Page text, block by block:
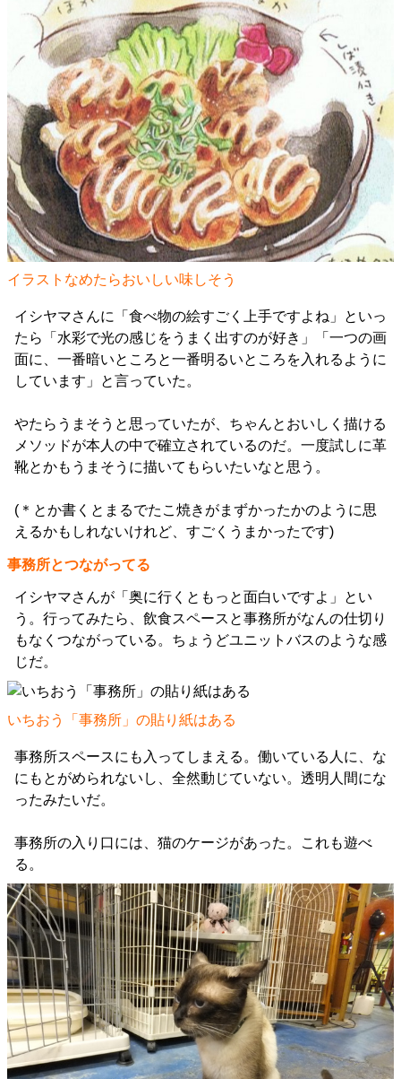
イラストなめたらおいしい味しそう
イシヤマさんに「食べ物の絵すごく上手ですよね」といっ
たら「水彩で光の感じをうまく出すのが好き」「一つの画
面に、一番暗いところと一番明るいところを入れるように
しています」と言っていた。
やたらうまそうと思っていたが、ちゃんとおいしく描ける
メソッドが本人の中で確立されているのだ。一度試しに革
靴とかもうまそうに描いてもらいたいなと思う。
(＊とか書くとまるでたこ焼きがまずかったかのように思
えるかもしれないけれど、すごくうまかったです)
事務所とつながってる
イシヤマさんが「奥に行くともっと面白いですよ」とい
う。行ってみたら、飲食スペースと事務所がなんの仕切り
もなくつながっている。ちょうどユニットバスのような感
じだ。
いちおう「事務所」の貼り紙はある
事務所スペースにも入ってしまえる。働いている人に、な
にもとがめられないし、全然動じていない。透明人間にな
ったみたいだ。
事務所の入り口には、猫のケージがあった。これも遊べ
る。